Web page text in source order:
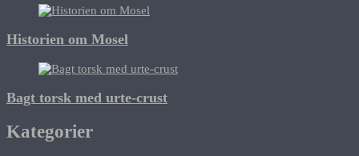
Historien om Mosel
Bagt torsk med urte-crust
Kategorier